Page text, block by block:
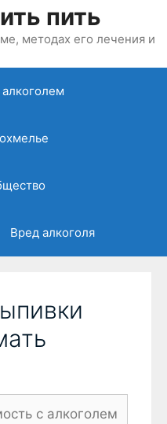
пить
методах его лечения и
Вред алкоголя
с алкоголем